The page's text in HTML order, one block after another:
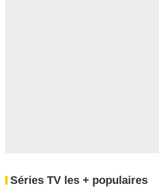
Séries TV les + populaires